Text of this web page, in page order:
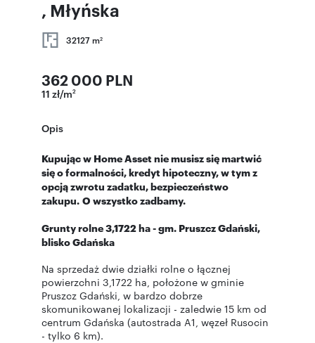
, Młyńska
32127 m2
362 000 PLN
11 zł/m2
Opis
Kupując w Home Asset nie musisz się martwić
się o formalności, kredyt hipoteczny, w tym z
opcją zwrotu zadatku, bezpieczeństwo
zakupu. O wszystko zadbamy.
Grunty rolne 3,1722 ha - gm. Pruszcz Gdański,
blisko Gdańska
Na sprzedaż dwie działki rolne o łącznej
powierzchni 3,1722 ha, położone w gminie
Pruszcz Gdański, w bardzo dobrze
skomunikowanej lokalizacji - zaledwie 15 km od
centrum Gdańska (autostrada A1, węzeł Rusocin
- tylko 6 km).